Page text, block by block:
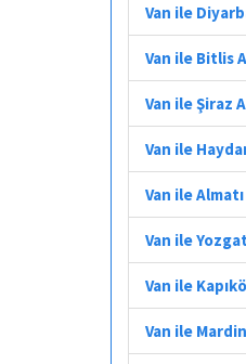
Van ile
Van ile Bitlis
Van ile Şiraz
Van ile
Van ile
Van ile
Van ile
Van ile